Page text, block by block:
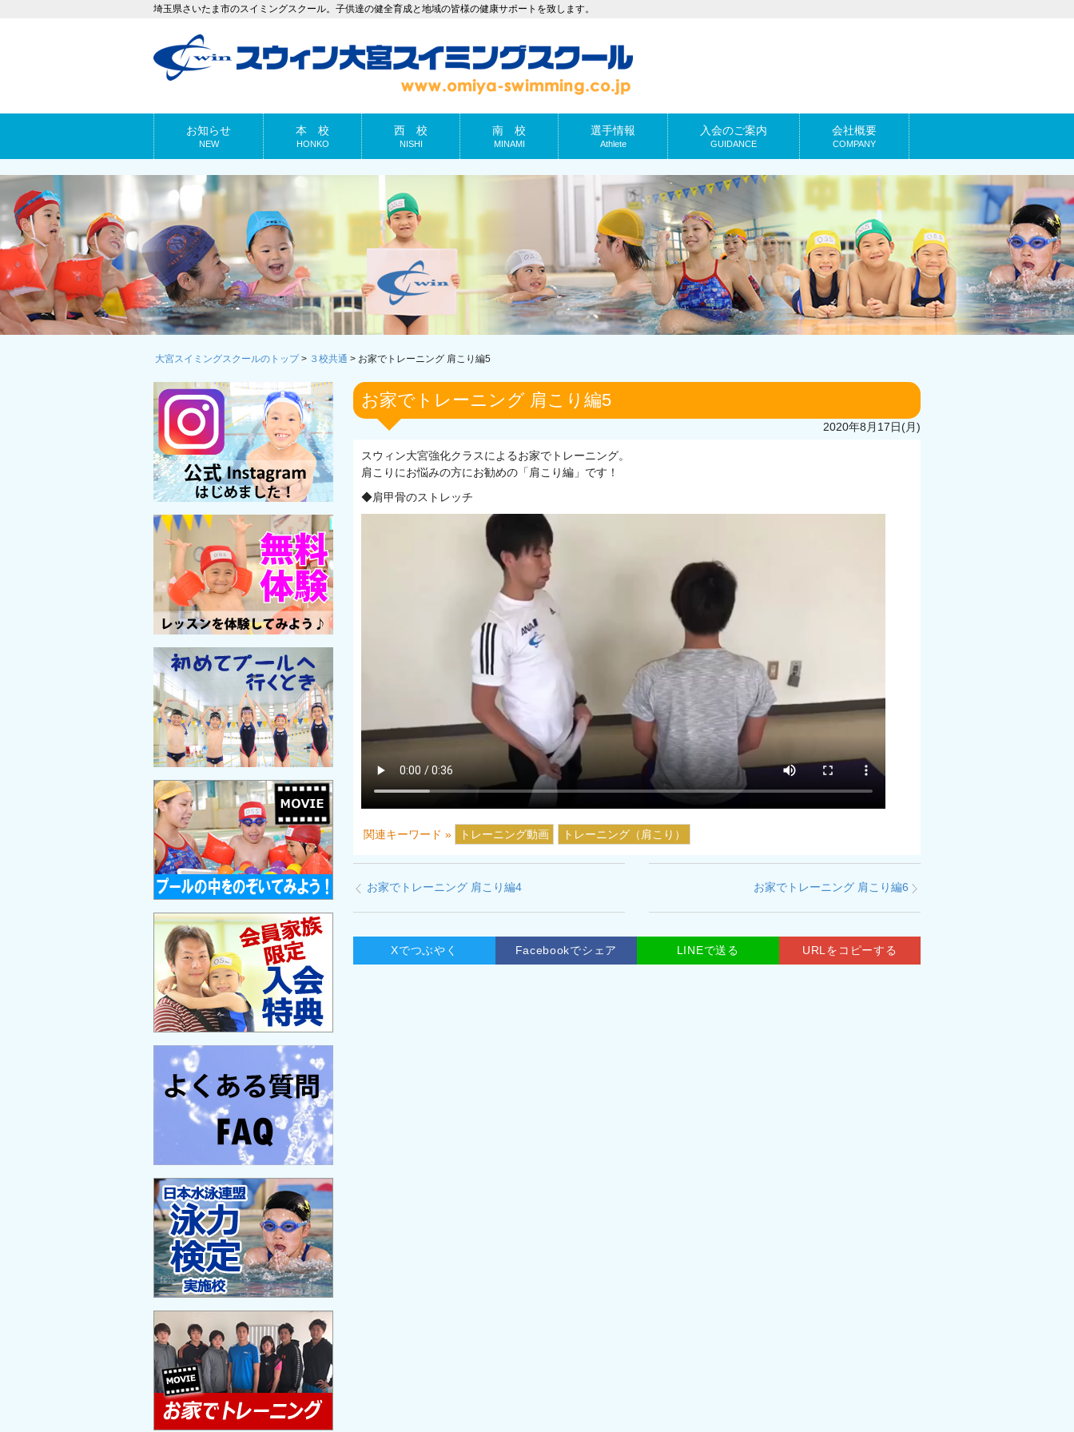
埼玉県さいたま市のスイミングスクール。子供達の健全育成と地域の皆様の健康サポートを致します。
お知らせ
NEW
本 校
HONKO
西 校
NISHI
南 校
MINAMI
選手情報
Athlete
入会のご案内
GUIDANCE
会社概要
COMPANY
大宮スイミングスクールのトップ> ３校共通 > お家でトレーニング 肩こり編5
お家でトレーニング 肩こり編5
2020年8月17日(月)
スウィン大宮強化クラスによるお家でトレーニング。
肩こりにお悩みの方にお勧めの「肩こり編」です！
◆肩甲骨のストレッチ
関連キーワード » トレーニング動画 トレーニング（肩こり）
お家でトレーニング 肩こり編4 お家でトレーニング 肩こり編6
Xでつぶやく Facebookでシェア LINEで送る URLをコピーする